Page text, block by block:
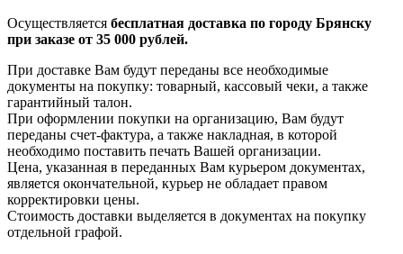
Осуществляется бесплатная доставка по городу Брянску
при заказе от 35 000 рублей.
При доставке Вам будут переданы все необходимые
документы на покупку: товарный, кассовый чеки, а также
гарантийный талон.
При оформлении покупки на организацию, Вам будут
переданы счет-фактура, а также накладная, в которой
необходимо поставить печать Вашей организации.
Цена, указанная в переданных Вам курьером документах,
является окончательной, курьер не обладает правом
корректировки цены.
Стоимость доставки выделяется в документах на покупку
отдельной графой.